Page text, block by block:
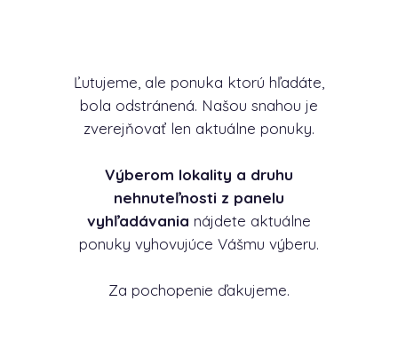
Ľutujeme, ale ponuka ktorú hľadáte,
bola odstránená. Našou snahou je
zverejňovať len aktuálne ponuky.
Výberom lokality a druhu
nehnuteľnosti z panelu
vyhľadávania nájdete aktuálne
ponuky vyhovujúce Vášmu výberu.
Za pochopenie ďakujeme.